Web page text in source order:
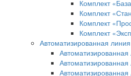
Комплект
Комплект
Комплект
Комплект
Автоматизированная